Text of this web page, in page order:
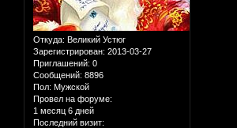
Откуда: Великий Устюг
Зарегистрирован: 2013-03-27
Приглашений: 0
Сообщений: 8896
Пол: Мужской
Провел на форуме:
1 месяц 6 дней
Последний визит: